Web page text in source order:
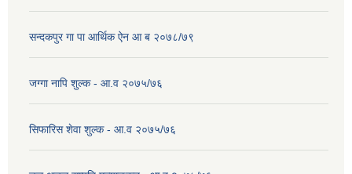
सन्दकपुर गा पा आर्थिक ऐन आ ब २०७८/७९
जग्गा नापि शुल्क - आ.व २०७५/७६
सिफारिस शेवा शुल्क - आ.व २०७५/७६